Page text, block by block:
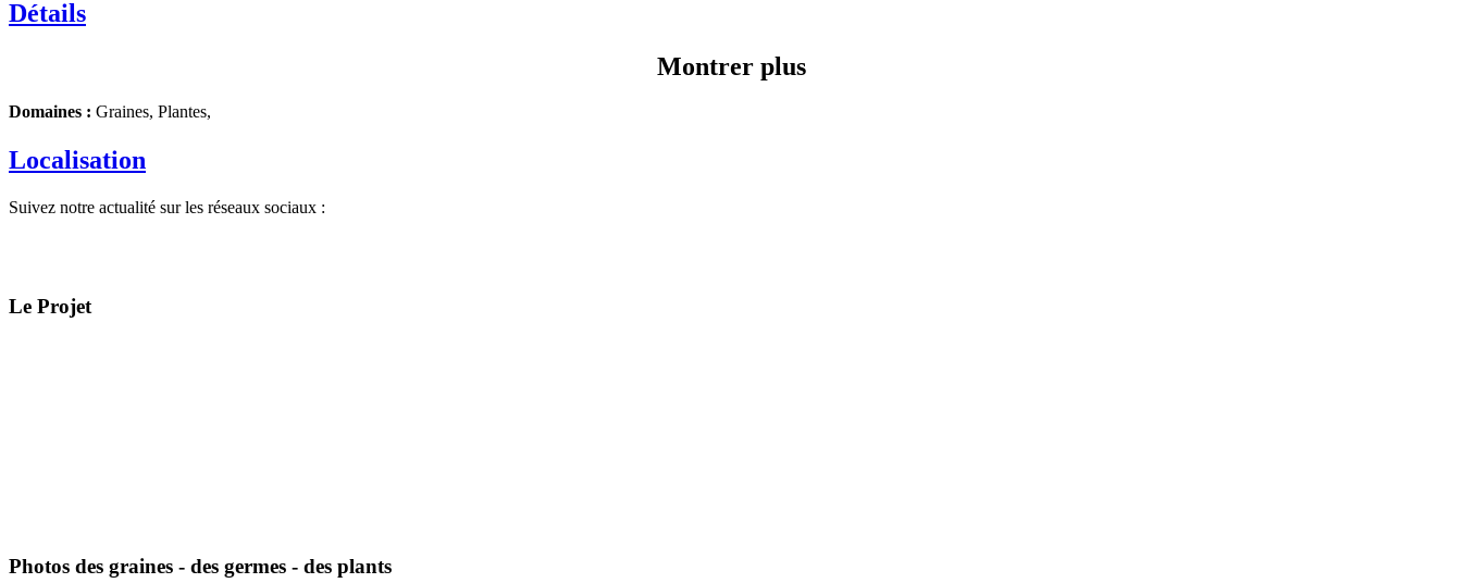
Détails
Montrer plus
Domaines : Graines, Plantes,
Localisation
Suivez notre actualité sur les réseaux sociaux :
Le Projet
Photos des graines - des germes - des plants